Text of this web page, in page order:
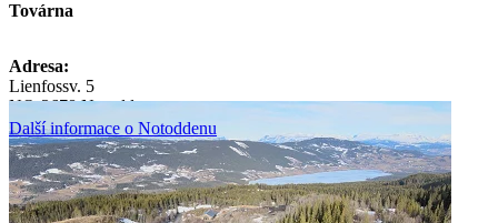
Továrna
Adresa:
Lienfossv. 5
NO-3678 Notodden
Další informace o Notoddenu